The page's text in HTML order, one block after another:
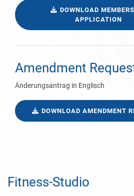
DOWNLOAD
APPLICATION
Amendment
Änderungsantrag in Englisch
DOWNLOAD AMENDMENT
Fitness-Studio